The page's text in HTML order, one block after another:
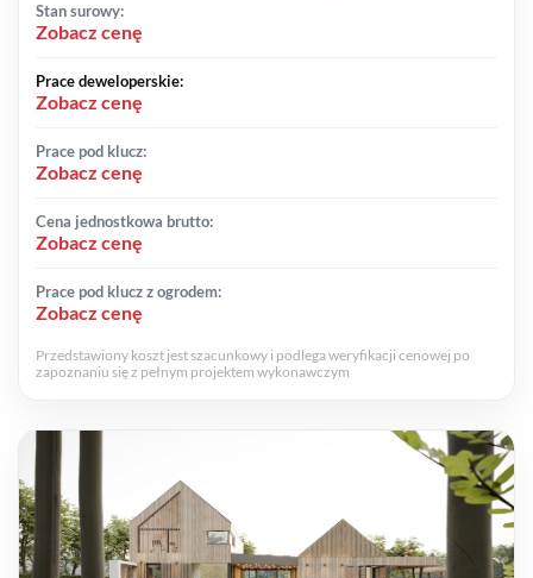
Stan surowy:
Zobacz cenę
Prace deweloperskie:
Zobacz cenę
Prace pod klucz:
Zobacz cenę
Cena jednostkowa brutto:
Zobacz cenę
Prace pod klucz z ogrodem:
Zobacz cenę
Przedstawiony koszt jest szacunkowy i podlega weryfikacji cenowej po
zapoznaniu się z pełnym projektem wykonawczym